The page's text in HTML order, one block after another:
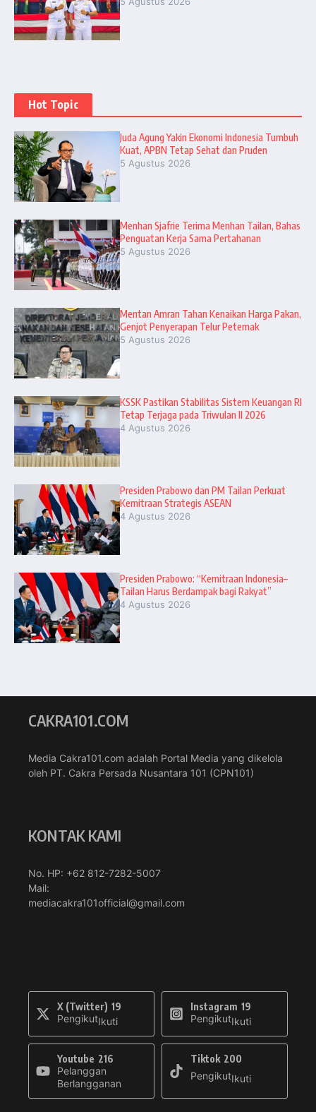
Hot Topic
Juda Agung Yakin Ekonomi Indonesia Tumbuh
Kuat, APBN Tetap Sehat dan Pruden
5 Agustus 2026
Menhan Sjafrie Terima Menhan Tailan, Bahas
Penguatan Kerja Sama Pertahanan
5 Agustus 2026
Mentan Amran Tahan Kenaikan Harga Pakan,
Genjot Penyerapan Telur Peternak
5 Agustus 2026
KSSK Pastikan Stabilitas Sistem Keuangan RI
Tetap Terjaga pada Triwulan II 2026
4 Agustus 2026
Presiden Prabowo dan PM Tailan Perkuat
Kemitraan Strategis ASEAN
4 Agustus 2026
Presiden Prabowo: “Kemitraan Indonesia–
Tailan Harus Berdampak bagi Rakyat”
4 Agustus 2026
CAKRA101.COM
Media Cakra101.com adalah Portal Media yang dikelola
oleh PT. Cakra Persada Nusantara 101 (CPN101)
KONTAK KAMI
No. HP: +62 812-7282-5007
Mail:
mediacakra101official@gmail.com
X (Twitter) 19
PengikutIkuti
Instagram 19
PengikutIkuti
Youtube 216
Pelanggan
Berlangganan
Tiktok 200
PengikutIkuti